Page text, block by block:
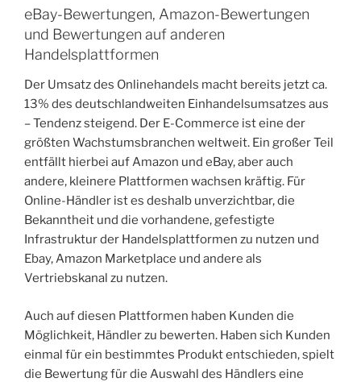
eBay-Bewertungen, Amazon-Bewertungen
und Bewertungen auf anderen
Handelsplattformen
Der Umsatz des Onlinehandels macht bereits jetzt ca.
13% des deutschlandweiten Einhandelsumsatzes aus
– Tendenz steigend. Der E-Commerce ist eine der
größten Wachstumsbranchen weltweit. Ein großer Teil
entfällt hierbei auf Amazon und eBay, aber auch
andere, kleinere Plattformen wachsen kräftig. Für
Online-Händler ist es deshalb unverzichtbar, die
Bekanntheit und die vorhandene, gefestigte
Infrastruktur der Handelsplattformen zu nutzen und
Ebay, Amazon Marketplace und andere als
Vertriebskanal zu nutzen.
Auch auf diesen Plattformen haben Kunden die
Möglichkeit, Händler zu bewerten. Haben sich Kunden
einmal für ein bestimmtes Produkt entschieden, spielt
die Bewertung für die Auswahl des Händlers eine